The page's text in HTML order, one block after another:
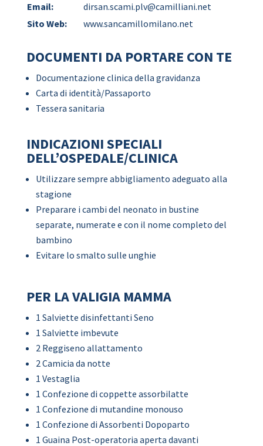
Email:
dirsan.scami.plv@camilliani.net
Sito Web:
www.sancamillomilano.net
DOCUMENTI DA PORTARE CON TE
Documentazione clinica della gravidanza
Carta di identità/Passaporto
Tessera sanitaria
INDICAZIONI SPECIALI
DELL’OSPEDALE/CLINICA
Utilizzare sempre abbigliamento adeguato alla
stagione
Preparare i cambi del neonato in bustine
separate, numerate e con il nome completo del
bambino
Evitare lo smalto sulle unghie
PER LA VALIGIA MAMMA
1 Salviette disinfettanti Seno
1 Salviette imbevute
2 Reggiseno allattamento
2 Camicia da notte
1 Vestaglia
1 Confezione di coppette assorbilatte
1 Confezione di mutandine monouso
1 Confezione di Assorbenti Dopoparto
1 Guaina Post-operatoria aperta davanti